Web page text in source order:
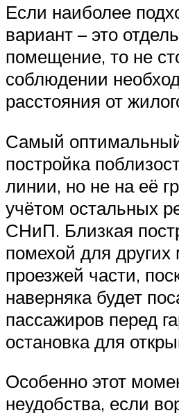
Если наиболее
вариант – это
помещение, то не
соблюдении
расстояния от
Самый
постройка
линии, но не на её
учётом остальных
СНиП. Близкая
помехой для
проезжей части,
наверняка будет
пассажиров перед
остановка для
Особенно этот
неудобства, если